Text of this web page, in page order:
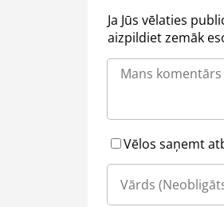
Ja Jūs vēlaties
aizpildiet zemāk
Vēlos saņemt